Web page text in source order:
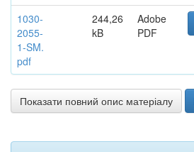
1030-
2055-
1-SM.
pdf
244,26
kB
Adobe
PDF
Показати повний опис матеріалу